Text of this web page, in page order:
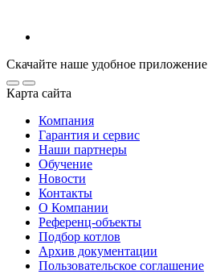
Скачайте наше удобное приложение
Карта сайта
Компания
Гарантия и сервис
Наши партнеры
Обучение
Новости
Контакты
О Компании
Референц-объекты
Подбор котлов
Архив документации
Пользовательское соглашение